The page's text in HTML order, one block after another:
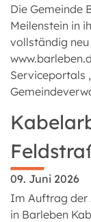
Die Gemeinde
Meilenstein in
vollständig
Serviceportals
09. Juni 2026
Im Auftrag der
in Barleben